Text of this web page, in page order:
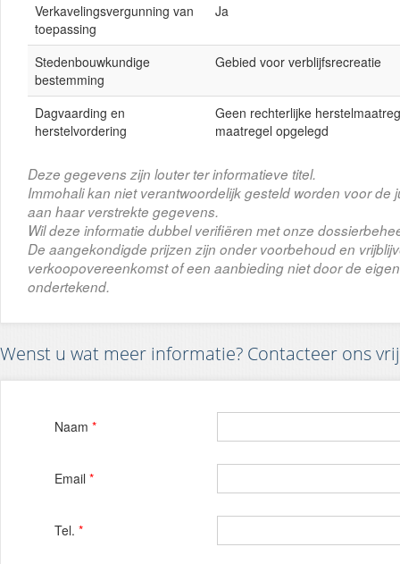
Verkavelingsvergunning van
toepassing
Ja
Stedenbouwkundige
bestemming
Gebied voor verblijfsrecreatie
Dagvaarding en
herstelvordering
Geen rechterlijke
maatregel opgelegd
Deze gegevens zijn louter ter informatieve titel.
Immohali kan niet verantwoordelijk gesteld worden voor de
aan haar verstrekte gegevens.
Wil deze informatie dubbel verifiëren met onze
De aangekondigde prijzen zijn onder voorbehoud en
verkoopovereenkomst of een aanbieding niet door de
ondertekend.
Wenst u wat meer informatie? Contacteer ons
Naam *
Email *
Tel. *